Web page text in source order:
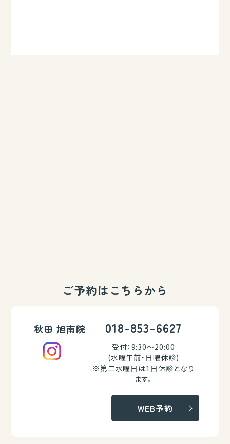
ご予約はこちらから
秋田 旭南院 018-853-6627
受付：9:30～20:00
(水曜午前・日曜休診)
※第二水曜日は1日休診となり
ます。
WEB予約